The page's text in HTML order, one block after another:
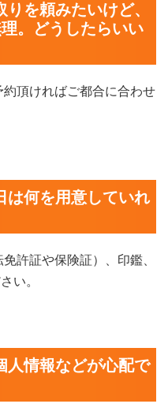
を頼みたいけど、
。どうしたらいい
頂ければご都合に合わせ
は何を用意していれ
許証や保険証）、印鑑、
い。
人情報などが心配で